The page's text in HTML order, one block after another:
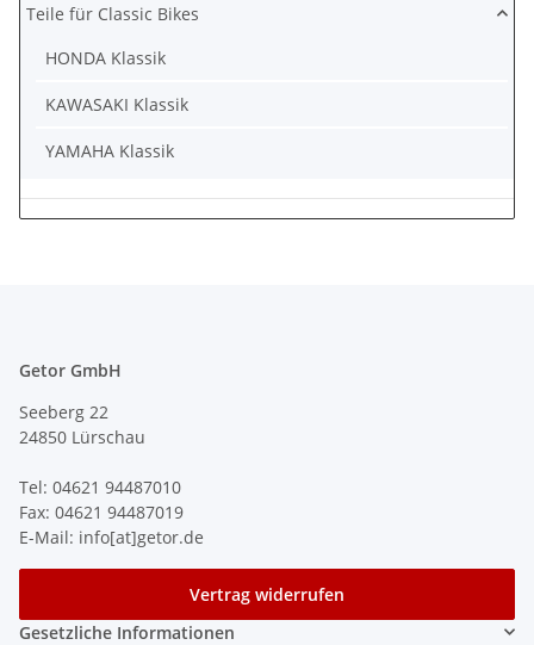
Teile für Classic Bikes
HONDA Klassik
KAWASAKI Klassik
YAMAHA Klassik
Getor GmbH
Seeberg 22
24850 Lürschau
Tel: 04621 94487010
Fax: 04621 94487019
E-Mail: info[at]getor.de
Vertrag widerrufen
Gesetzliche Informationen